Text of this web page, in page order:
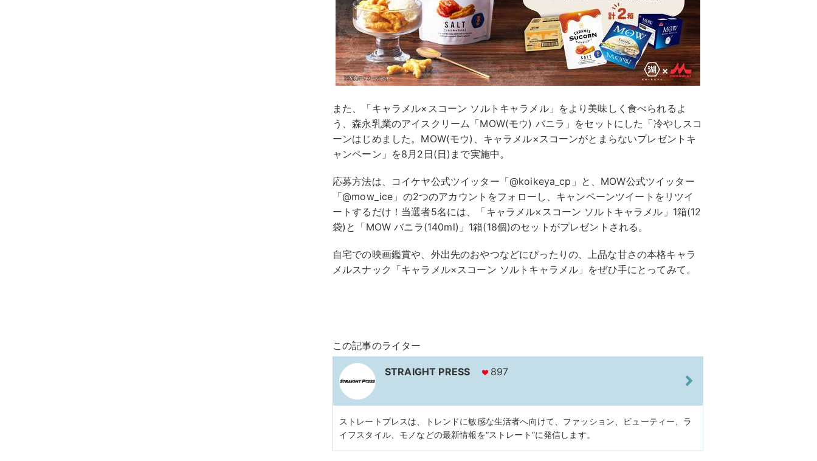
また、「キャラメル×スコーン ソルトキャラメル」をより美味しく食べられるよ
う、森永乳業のアイスクリーム「MOW(モウ) バニラ」をセットにした「冷やしスコ
ーンはじめました。MOW(モウ)、キャラメル×スコーンがとまらないプレゼントキ
ャンペーン」を8月2日(日)まで実施中。
応募方法は、コイケヤ公式ツイッター「@koikeya_cp」と、MOW公式ツイッター
「@mow_ice」の2つのアカウントをフォローし、キャンペーンツイートをリツイ
ートするだけ！当選者5名には、「キャラメル×スコーン ソルトキャラメル」1箱(12
袋)と「MOW バニラ(140ml)」1箱(18個)のセットがプレゼントされる。
自宅での映画鑑賞や、外出先のおやつなどにぴったりの、上品な甘さの本格キャラ
メルスナック「キャラメル×スコーン ソルトキャラメル」をぜひ手にとってみて。
この記事のライター
STRAIGHT PRESS 897
ストレートプレスは、トレンドに敏感な生活者へ向けて、ファッション、ビューティー、ラ
イフスタイル、モノなどの最新情報を“ストレート”に発信します。